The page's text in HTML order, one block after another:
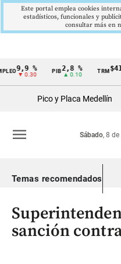
Cintillo
Colombia
9,9 %
▼ 0.30
PIB2,8 %
▲ 0.10
TRM
Pico y Placa Medellín
Sábado, 8
menu
Temas recomendados
sanción
Este portal emplea cookies
estadísticos, funcionales y
consultar más en